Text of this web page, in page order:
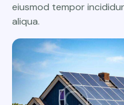
eiusmod tempor
aliqua.